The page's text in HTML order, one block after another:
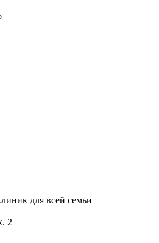
для всей семьи
2